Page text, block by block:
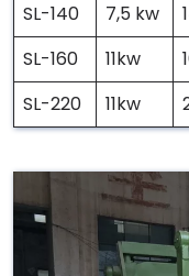
SL-140
7,5 kw
SL-160
11kw
SL-220
11kw